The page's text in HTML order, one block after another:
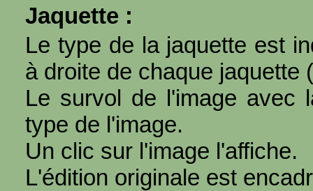
Jaquette :
Le type de la jaquette est
à droite de chaque jaquette (
Le survol de l'image avec
type de l'image.
Un clic sur l'image l'affiche.
L'édition originale est